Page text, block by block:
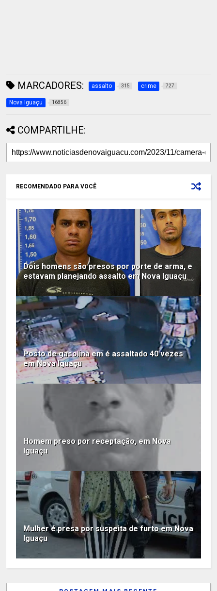
MARCADORES: assalto 315 crime 727
Nova Iguaçu 16856
COMPARTILHE:
RECOMENDADO PARA VOCÊ
Dois homens são presos por porte de arma, e
estavam planejando assalto em Nova Iguaçu
Posto de gasolina em é assaltado 40 vezes
em Nova Iguaçu
Homem preso por receptação, em Nova
Iguaçu
Mulher é presa por suspeita de furto em Nova
Iguaçu